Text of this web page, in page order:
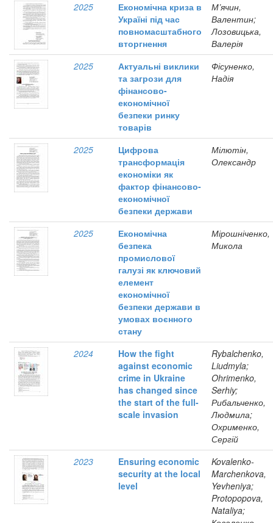
2025
Економічна криза в
Україні під час
повномасштабного
вторгнення
М’ячин,
Валентин;
Лозовицька,
Валерія
2025
Актуальні виклики
та загрози для
фінансово-
економічної
безпеки ринку
товарів
Фісуненко,
Надія
2025
Цифрова
трансформація
економіки як
фактор фінансово-
економічної
безпеки держави
Мілютін,
Олександр
2025
Економічна
безпека
промислової
галузі як ключовий
елемент
економічної
безпеки держави в
умовах воєнного
стану
Мірошніченко,
Микола
2024
How the fight
against economic
crime in Ukraine
has changed since
the start of the full-
scale invasion
Rybalchenko,
Liudmyla;
Ohrimenko,
Serhiy;
Рибальченко,
Людмила;
Охрименко,
Сергій
2023
Ensuring economic
security at the local
level
Kovalenko-
Marchenkova,
Yevheniya;
Protopopova,
Nataliya;